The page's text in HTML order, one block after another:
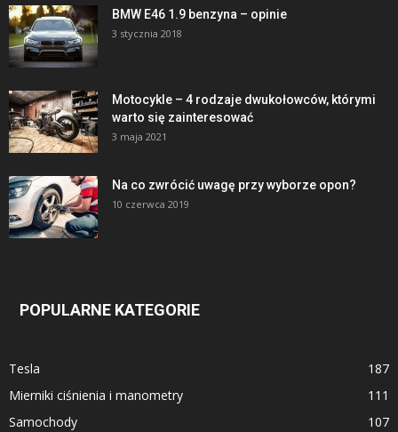
BMW E46 1.9 benzyna – opinie
3 stycznia 2018
Motocykle – 4 rodzaje dwukołowców, którymi
warto się zainteresować
3 maja 2021
Na co zwrócić uwagę przy wyborze opon?
10 czerwca 2019
POPULARNE KATEGORIE
Tesla
187
Mierniki ciśnienia i manometry
111
Samochody
107